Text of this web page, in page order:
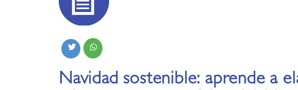
Navidad sostenible: aprende a